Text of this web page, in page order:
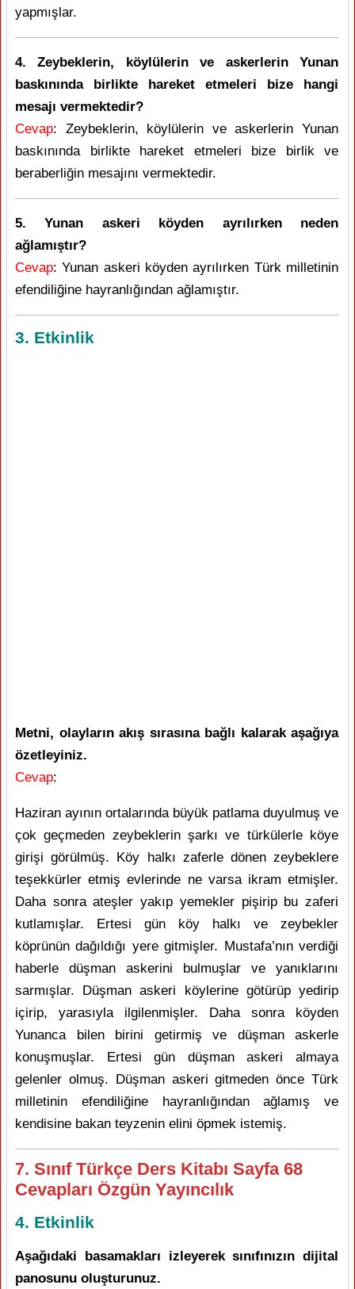
yapmışlar.
4. Zeybeklerin, köylülerin ve askerlerin Yunan
baskınında birlikte hareket etmeleri bize hangi
mesajı vermektedir?
Cevap: Zeybeklerin, köylülerin ve askerlerin Yunan
baskınında birlikte hareket etmeleri bize birlik ve
beraberliğin mesajını vermektedir.
5. Yunan askeri köyden ayrılırken neden
ağlamıştır?
Cevap: Yunan askeri köyden ayrılırken Türk milletinin
efendiliğine hayranlığından ağlamıştır.
3. Etkinlik
Metni, olayların akış sırasına bağlı kalarak aşağıya
özetleyiniz.
Cevap:
Haziran ayının ortalarında büyük patlama duyulmuş ve
çok geçmeden zeybeklerin şarkı ve türkülerle köye
girişi görülmüş. Köy halkı zaferle dönen zeybeklere
teşekkürler etmiş evlerinde ne varsa ikram etmişler.
Daha sonra ateşler yakıp yemekler pişirip bu zaferi
kutlamışlar. Ertesi gün köy halkı ve zeybekler
köprünün dağıldığı yere gitmişler. Mustafa’nın verdiği
haberle düşman askerini bulmuşlar ve yanıklarını
sarmışlar. Düşman askeri köylerine götürüp yedirip
içirip, yarasıyla ilgilenmişler. Daha sonra köyden
Yunanca bilen birini getirmiş ve düşman askerle
konuşmuşlar. Ertesi gün düşman askeri almaya
gelenler olmuş. Düşman askeri gitmeden önce Türk
milletinin efendiliğine hayranlığından ağlamış ve
kendisine bakan teyzenin elini öpmek istemiş.
7. Sınıf Türkçe Ders Kitabı Sayfa 68
Cevapları Özgün Yayıncılık
4. Etkinlik
Aşağıdaki basamakları izleyerek sınıfınızın dijital
panosunu oluşturunuz.